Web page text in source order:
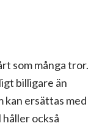
som många tror.
billigare än
kan ersättas med
håller också